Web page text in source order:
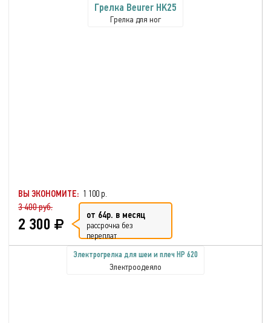
Грелка Beurer HK25
Грелка для ног
ВЫ ЭКОНОМИТЕ: 1 100 р.
3 400 руб.
2 300 от 64р. в месяц
рассрочка без
переплат
Электрогрелка для шеи и плеч HP 620
Электроодеяло